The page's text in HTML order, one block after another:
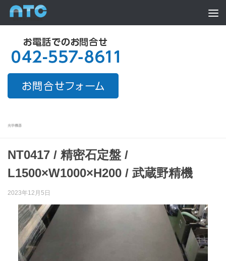
Skip to content
光学機器
NT0417 / 精密石定盤 /
L1500×W1000×H200 / 武蔵野精機
2023年12月5日